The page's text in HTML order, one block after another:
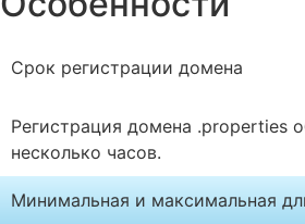
Срок регистрации домена
Регистрация домена .properties
несколько часов.
Минимальная и максимальная